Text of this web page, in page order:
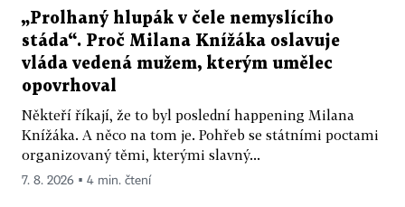
„Prolhaný hlupák v čele nemyslícího
stáda“. Proč Milana Knížáka oslavuje
vláda vedená mužem, kterým umělec
opovrhoval
Někteří říkají, že to byl poslední happening Milana
Knížáka. A něco na tom je. Pohřeb se státními poctami
organizovaný těmi, kterými slavný...
7. 8. 2026 ▪ 4 min. čtení